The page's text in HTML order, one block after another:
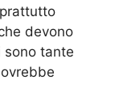
devono
sono tante